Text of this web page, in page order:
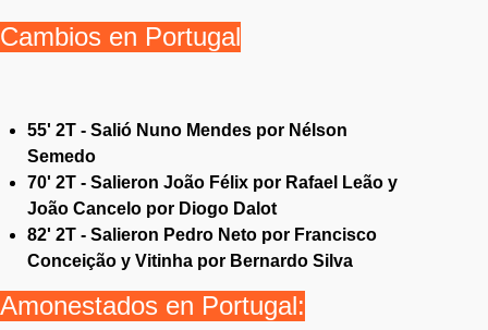
Cambios en Portugal
55' 2T - Salió Nuno Mendes por Nélson
Semedo
70' 2T - Salieron João Félix por Rafael Leão y
João Cancelo por Diogo Dalot
82' 2T - Salieron Pedro Neto por Francisco
Conceição y Vitinha por Bernardo Silva
Amonestados en Portugal: